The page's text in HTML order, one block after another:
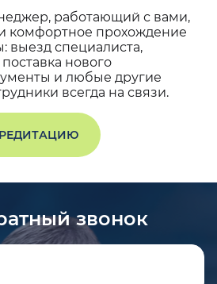
работающий с вами,
комфортное прохождение
выезд специалиста,
нового
и любые другие
всегда на связи.
звонок